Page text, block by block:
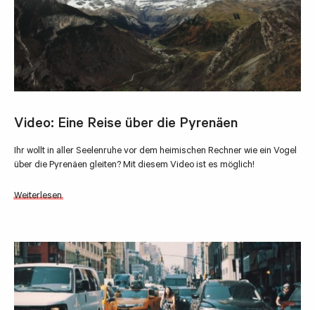
Video: Eine Reise über die Pyrenäen
Ihr wollt in aller Seelenruhe vor dem heimischen Rechner wie ein Vogel
über die Pyrenäen gleiten? Mit diesem Video ist es möglich!
Weiterlesen